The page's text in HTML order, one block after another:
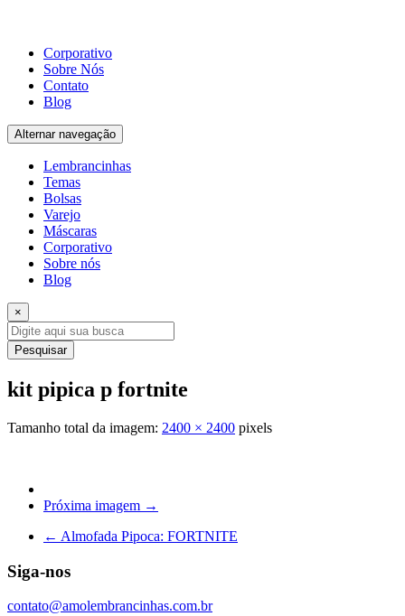
Corporativo
Sobre Nós
Contato
Blog
Alternar navegação
Lembrancinhas
Temas
Bolsas
Varejo
Máscaras
Corporativo
Sobre nós
Blog
×
Pesquisar
kit pipica p fortnite
Tamanho total da imagem: 2400 × 2400 pixels
Próxima imagem →
← Almofada Pipoca: FORTNITE
Siga-nos
contato@amolembrancinhas.com.br